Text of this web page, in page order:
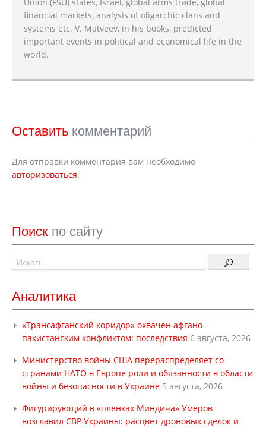
financial markets, analysis of oligarchic clans and
systems etc. V. Matveev, in his books, predicted
important events in political and economical life in the
world.
Оставить комментарий
Для отправки комментария вам необходимо
авторизоваться.
Поиск по сайту
Аналитика
«Трансафганский коридор» охвачен афгано-
пакистанским конфликтом: последствия 6 августа, 2026
Министерство войны США перераспределяет со
странами НАТО в Европе роли и обязанности в области
войны и безопасности в Украине 5 августа, 2026
Фигурирующий в «пленках Миндича» Умеров
возглавил СВР Украины: расцвет дроновых сделок и